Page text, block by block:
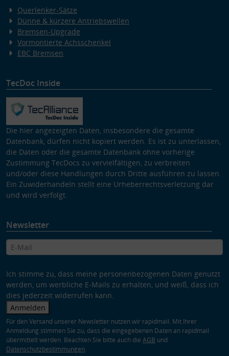
Querlenker-Sätze
Dünne & kürzere Antriebswellen
Bremsen-Upgrade
Vormontierte Achsschenkel
EBC Bremsen
TecDoc Inside
Die hier angezeigten Daten, insbesondere die gesamte
Datenbank, dürfen nicht kopiert werden. Es ist zu unterlassen,
die Daten oder die gesamte Datenbank ohne vorherige
Zustimmung TecDocs zu vervielfältigen, zu verbreiten
und/oder diese Handlungen durch Dritte ausführen zu lassen.
Ein Zuwiderhandeln stellt eine Urheberrechtsverletzung dar
und wird verfolgt.
Newsletter
Ich stimme zu, dass meine personenbezogenen Daten genutzt
werden, um werbliche E-Mails zu erhalten, und weiß, dass ich
dies jederzeit widerrufen kann.
Anmelden
Für den Versand unserer Newsletter nutzen wir rapidmail. Mit Ihrer
Anmeldung stimmen Sie zu, dass die eingegebenen Daten an rapidmail
übermittelt werden. Beachten Sie bitte auch die AGB und
Datenschutzbestimmungen.